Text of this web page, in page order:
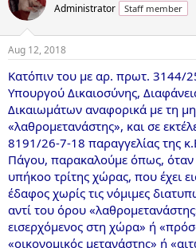
Administrator Staff member
Aug 12, 2018
Κατόπιν του με αρ. πρωτ. 3144/
Υπουργού Δικαιοσύνης,
Δικαιωμάτων αναφορικά με τη
«λαθρομετανάστης», και σε
8191/26-7-18 παραγγελίας της
Πάγου, παρακαλούμε όπως, όταν
υπήκοο τρίτης χώρας, που έχει
έδαφος χωρίς τις νόμιμες
αντί του όρου
εισερχόμενος στη χώρα» ή
«οικονομικός μετανάστης» ή